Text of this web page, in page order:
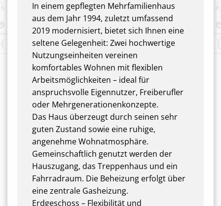
In einem gepflegten Mehrfamilienhaus
aus dem Jahr 1994, zuletzt umfassend
2019 modernisiert, bietet sich Ihnen eine
seltene Gelegenheit: Zwei hochwertige
Nutzungseinheiten vereinen
komfortables Wohnen mit flexiblen
Arbeitsmöglichkeiten – ideal für
anspruchsvolle Eigennutzer, Freiberufler
oder Mehrgenerationenkonzepte.
Das Haus überzeugt durch seinen sehr
guten Zustand sowie eine ruhige,
angenehme Wohnatmosphäre.
Gemeinschaftlich genutzt werden der
Hauszugang, das Treppenhaus und ein
Fahrradraum. Die Beheizung erfolgt über
eine zentrale Gasheizung.
Erdgeschoss – Flexibilität und